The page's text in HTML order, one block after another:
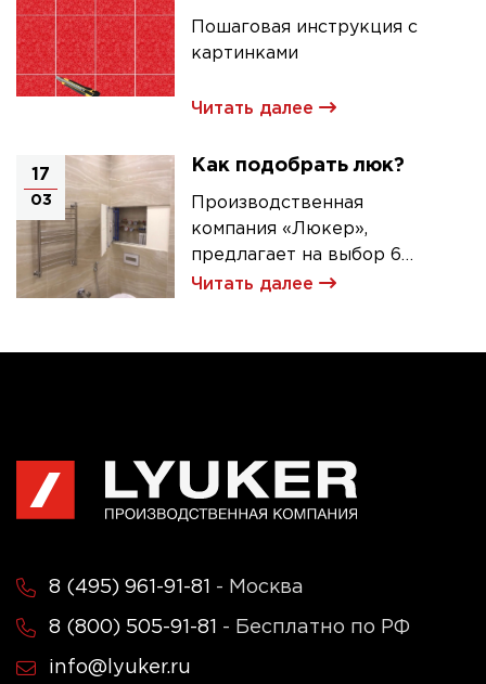
Пошаговая инструкция с
картинками
Читать далее
17
03
Как подобрать люк?
Производственная
компания «Люкер»,
предлагает на выбор 6
моделей ревизионных
Читать далее
8 (495) 961-91-81 - Москва
8 (800) 505-91-81 - Бесплатно по РФ
info@lyuker.ru